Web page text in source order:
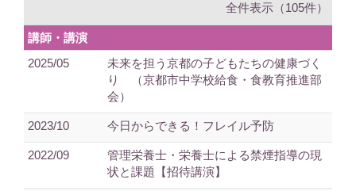
全件表示（105件）
講師・講演
2025/05
未来を担う京都の子どもたちの健康づく
り （京都市中学校給食・食教育推進部
会）
2023/10 今日からできる！フレイル予防
2022/09
管理栄養士・栄養士による禁煙指導の現
状と課題【招待講演】